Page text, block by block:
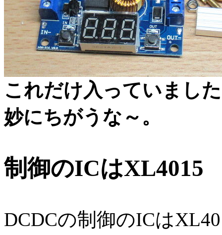
これだけ入っていまし
妙にちがうな～。
制御のICはXL4015
DCDCの制御のICは